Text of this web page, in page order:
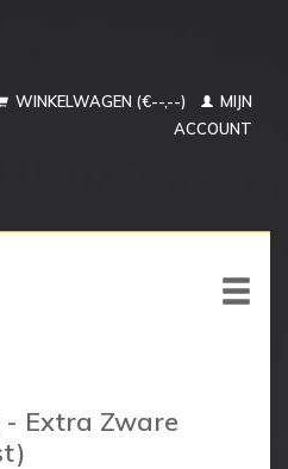
WINKELWAGEN (€--,--)
MIJN
ACCOUNT
Extra Zware